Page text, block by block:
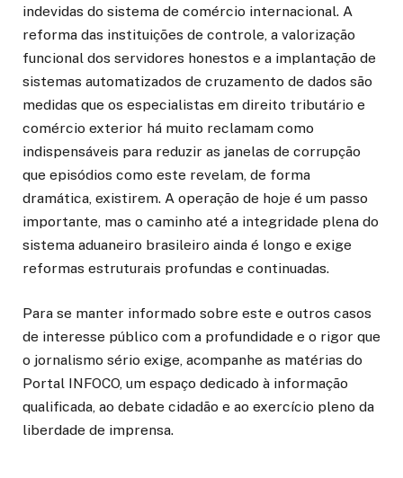
indevidas do sistema de comércio internacional. A
reforma das instituições de controle, a valorização
funcional dos servidores honestos e a implantação de
sistemas automatizados de cruzamento de dados são
medidas que os especialistas em direito tributário e
comércio exterior há muito reclamam como
indispensáveis para reduzir as janelas de corrupção
que episódios como este revelam, de forma
dramática, existirem. A operação de hoje é um passo
importante, mas o caminho até a integridade plena do
sistema aduaneiro brasileiro ainda é longo e exige
reformas estruturais profundas e continuadas.
Para se manter informado sobre este e outros casos
de interesse público com a profundidade e o rigor que
o jornalismo sério exige, acompanhe as matérias do
Portal INFOCO, um espaço dedicado à informação
qualificada, ao debate cidadão e ao exercício pleno da
liberdade de imprensa.